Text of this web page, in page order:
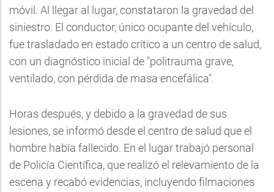
móvil. Al llegar al lugar, constataron la gravedad del
siniestro. El conductor, único ocupante del vehículo,
fue trasladado en estado crítico a un centro de salud,
con un diagnóstico inicial de "politrauma grave,
ventilado, con pérdida de masa encefálica".
Horas después, y debido a la gravedad de sus
lesiones, se informó desde el centro de salud que el
hombre había fallecido. En el lugar trabajó personal
de Policía Científica, que realizó el relevamiento de la
escena y recabó evidencias, incluyendo filmaciones